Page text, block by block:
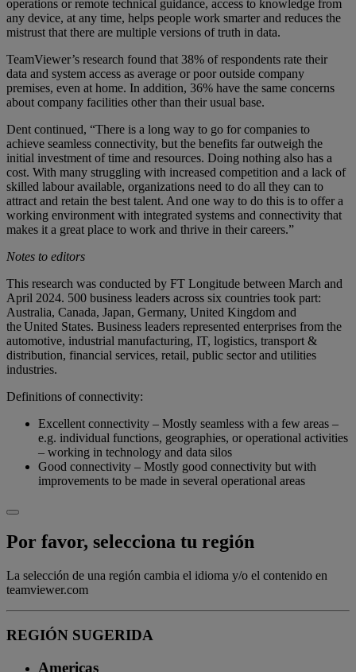
operations or remote technical guidance, access to knowledge from
any device, at any time, helps people work smarter and reduces the
mistrust that there are multiple versions of truth in data.
TeamViewer’s research found that 38% of respondents rate their
data and system access as average or poor outside company
premises, even at home. In addition, 36% have the same concerns
about company facilities other than their usual base.
Dent continued, “There is a long way to go for companies to
achieve seamless connectivity, but the benefits far outweigh the
initial investment of time and resources. Doing nothing also has a
cost. With many struggling with increased competition and a lack of
skilled labour available, organizations need to do all they can to
attract and retain the best talent. And one way to do this is to offer a
working environment with integrated systems and connectivity that
makes it a great place to work and thrive in their careers.”
Notes to editors
This research was conducted by FT Longitude between March and
April 2024. 500 business leaders across six countries took part:
Australia, Canada, Japan, Germany, United Kingdom and
the United States. Business leaders represented enterprises from the
automotive, industrial manufacturing, IT, logistics, transport &
distribution, financial services, retail, public sector and utilities
industries.
Definitions of connectivity:
Excellent connectivity – Mostly seamless with a few areas –
e.g. individual functions, geographies, or operational activities
– working in technology and data silos
Good connectivity – Mostly good connectivity but with
improvements to be made in several operational areas
Por favor, selecciona tu región
La selección de una región cambia el idioma y/o el contenido en
teamviewer.com
REGIÓN SUGERIDA
Americas